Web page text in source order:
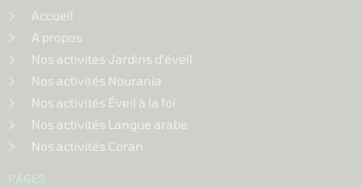
Accueil
A propos
Nos activités Jardins d'éveil
Nos activités Nourania
Nos activités Éveil à la foi
Nos activités Langue arabe
Nos activités Coran
PAGES